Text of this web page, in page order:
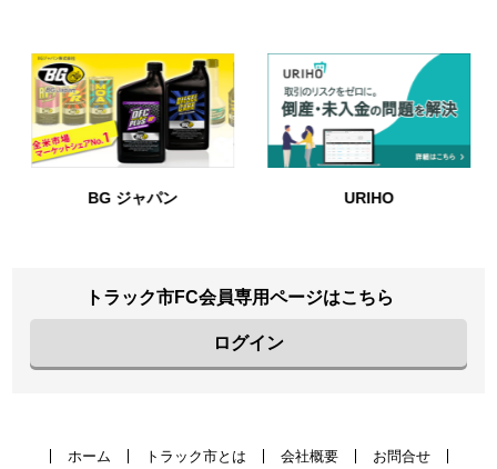
BG ジャパン URIHO
トラック市FC会員専用ページはこちら
ログイン
ホーム トラック市とは 会社概要
お問合せ